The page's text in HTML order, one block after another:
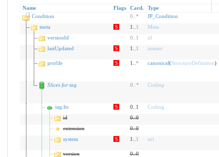
Name Flags Card.
Type
Condition
0 *
JP_Condition
meta
S 1.. 1
Meta
versionId
0 1
id
lastUpdated
S 1.. 1 instant
profile S 1.. * canonical(StructureDefinition)
Slices for tag 0.. * Coding
tag:lts S 0..1
Coding
id
0..0
extension
0..0
system
S 1.. 1 uri
version 0..0